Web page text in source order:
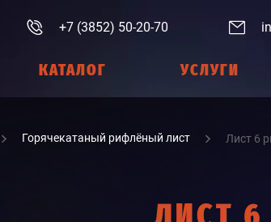
+7 (3852) 50-20-70
КАТАЛОГ УСЛУГИ
Горячекатаный рифлёный лист Лист 6